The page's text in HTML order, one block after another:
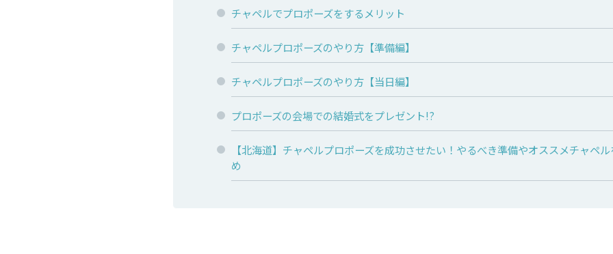
チャペルでプロポーズをするメリット
チャペルプロポーズのやり方【準備編】
チャペルプロポーズのやり方【当日編】
プロポーズの会場での結婚式をプレゼント!?
【北海道】チャペルプロポーズを成功させたい！やるべき準備やオススメチャペ
め